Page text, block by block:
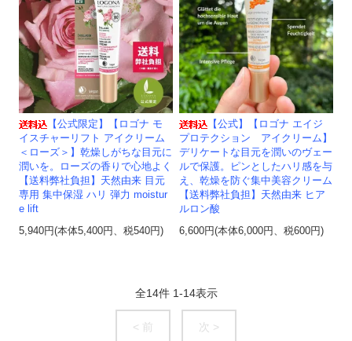
【公式限定】【ロゴナ モ
イスチャーリフト アイクリーム
＜ローズ＞】乾燥しがちな目元に
潤いを。ローズの香りで心地よく
【送料弊社負担】天然由来 目元
専用 集中保湿 ハリ 弾力 moistur
e lift
5,940円(本体5,400円、税540円)
【公式】【ロゴナ エイジ
プロテクション アイクリーム】
デリケートな目元を潤いのヴェー
ルで保護。ピンとしたハリ感を与
え、乾燥を防ぐ集中美容クリーム
【送料弊社負担】天然由来 ヒア
ルロン酸
6,600円(本体6,000円、税600円)
全14件 1-14表示
< 前 次 >